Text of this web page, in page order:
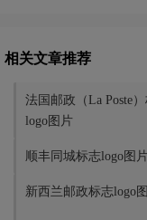
相关文章推荐
法国邮政（La Poste
logo图片
顺丰同城标志logo图
新西兰邮政标志logo